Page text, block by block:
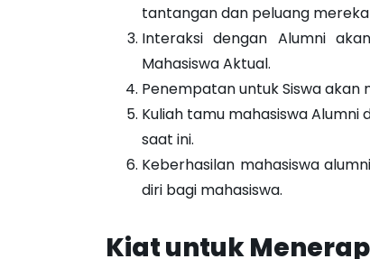
tantangan dan peluang mereka
Interaksi dengan Alumni
Mahasiswa Aktual.
Penempatan untuk Siswa akan
Kuliah tamu mahasiswa
saat ini.
Keberhasilan mahasiswa
diri bagi mahasiswa.
Kiat untuk